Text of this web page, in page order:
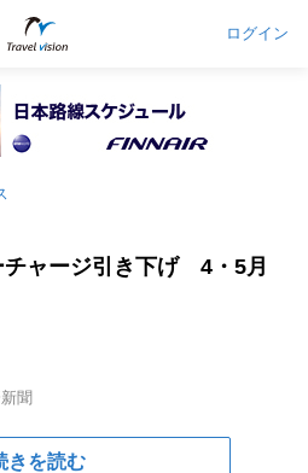
ログイン
ャージ引き下げ 4・5月
聞
きを読む